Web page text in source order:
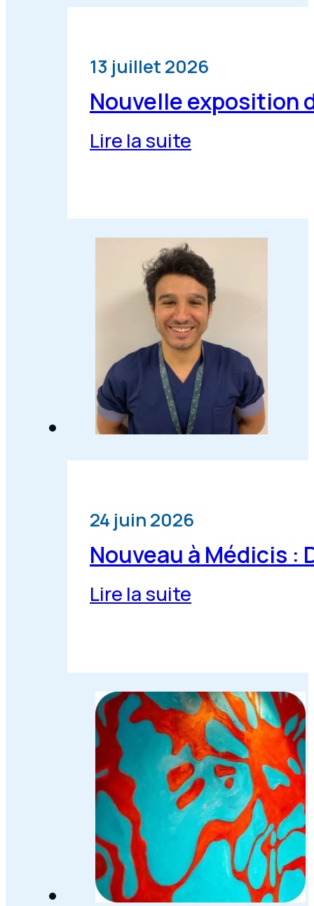
13 juillet 2026
Nouvelle exposition
Lire la suite
24 juin 2026
Nouveau à Médicis
Lire la suite